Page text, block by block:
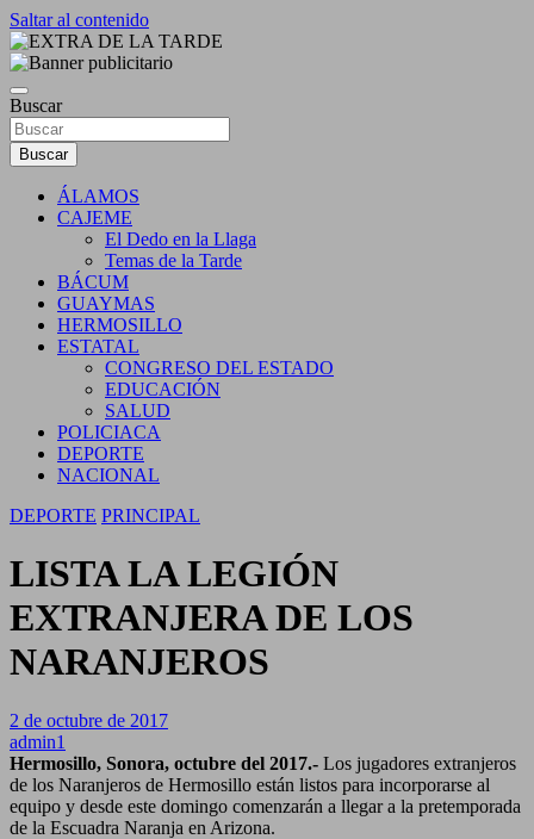
Saltar al contenido
EXTRA DE LA TARDE
COMUNIDAD
Buscar
Buscar
ÁLAMOS
CAJEME
El Dedo en la Llaga
Temas de la Tarde
BÁCUM
GUAYMAS
HERMOSILLO
ESTATAL
CONGRESO DEL ESTADO
EDUCACIÓN
SALUD
POLICIACA
DEPORTE
NACIONAL
DEPORTE PRINCIPAL
LISTA LA LEGIÓN
EXTRANJERA DE LOS
NARANJEROS
2 de octubre de 2017
admin1
Hermosillo, Sonora, octubre del 2017.- Los jugadores extranjeros
de los Naranjeros de Hermosillo están listos para incorporarse al
equipo y desde este domingo comenzarán a llegar a la pretemporada
de la Escuadra Naranja en Arizona.